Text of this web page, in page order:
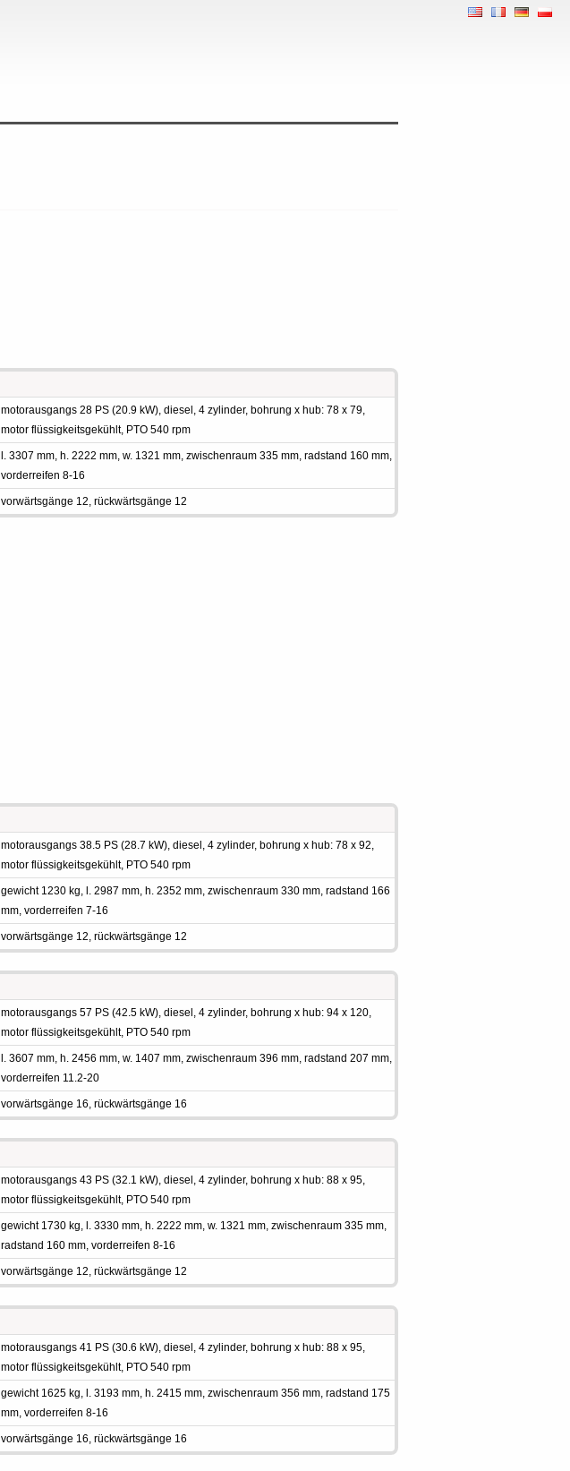
motorausgangs 28 PS (20.9 kW), diesel, 4 zylinder, bohrung x hub: 78 x 79,
motor flüssigkeitsgekühlt, PTO 540 rpm
l. 3307 mm, h. 2222 mm, w. 1321 mm, zwischenraum 335 mm, radstand 160 mm,
vorderreifen 8-16
vorwärtsgänge 12, rückwärtsgänge 12
motorausgangs 38.5 PS (28.7 kW), diesel, 4 zylinder, bohrung x hub: 78 x 92,
motor flüssigkeitsgekühlt, PTO 540 rpm
gewicht 1230 kg, l. 2987 mm, h. 2352 mm, zwischenraum 330 mm, radstand 166
mm, vorderreifen 7-16
vorwärtsgänge 12, rückwärtsgänge 12
motorausgangs 57 PS (42.5 kW), diesel, 4 zylinder, bohrung x hub: 94 x 120,
motor flüssigkeitsgekühlt, PTO 540 rpm
l. 3607 mm, h. 2456 mm, w. 1407 mm, zwischenraum 396 mm, radstand 207 mm,
vorderreifen 11.2-20
vorwärtsgänge 16, rückwärtsgänge 16
motorausgangs 43 PS (32.1 kW), diesel, 4 zylinder, bohrung x hub: 88 x 95,
motor flüssigkeitsgekühlt, PTO 540 rpm
gewicht 1730 kg, l. 3330 mm, h. 2222 mm, w. 1321 mm, zwischenraum 335 mm,
radstand 160 mm, vorderreifen 8-16
vorwärtsgänge 12, rückwärtsgänge 12
motorausgangs 41 PS (30.6 kW), diesel, 4 zylinder, bohrung x hub: 88 x 95,
motor flüssigkeitsgekühlt, PTO 540 rpm
gewicht 1625 kg, l. 3193 mm, h. 2415 mm, zwischenraum 356 mm, radstand 175
mm, vorderreifen 8-16
vorwärtsgänge 16, rückwärtsgänge 16